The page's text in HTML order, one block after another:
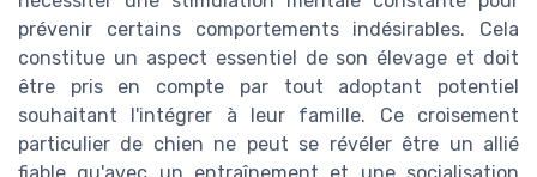
prévenir certains comportements indésirables. Cela
constitue un aspect essentiel de son élevage et doit
être pris en compte par tout adoptant potentiel
souhaitant l'intégrer à leur famille. Ce croisement
particulier de chien ne peut se révéler être un allié